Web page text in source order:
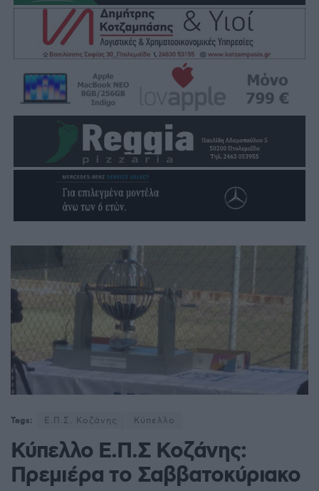
Tags: Ε.Π.Σ. Κοζάνης Κύπελλο
Κύπελλο Ε.Π.Σ Κοζάνης:
Πρεμιέρα το Σαββατοκύριακο